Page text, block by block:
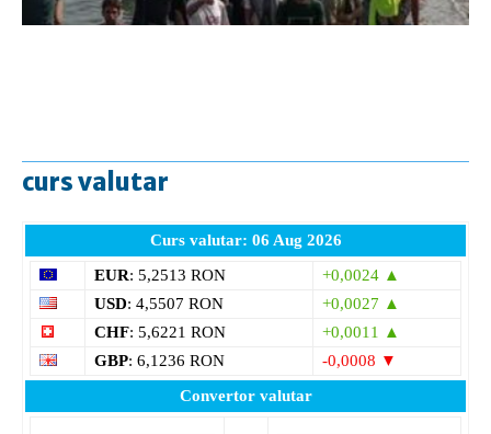
curs valutar
Curs valutar: 06 Aug 2026
EUR: 5,2513 RON
+0,0024 ▲
USD: 4,5507 RON
+0,0027 ▲
CHF: 5,6221 RON
+0,0011 ▲
GBP: 6,1236 RON
-0,0008 ▼
Convertor valutar